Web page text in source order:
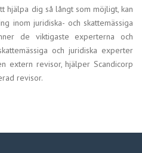
hjälpa dig så långt som möjligt, kan
inom juridiska- och skattemässiga
de viktigaste experterna och
och juridiska experter
extern revisor, hjälper Scandicorp
revisor.